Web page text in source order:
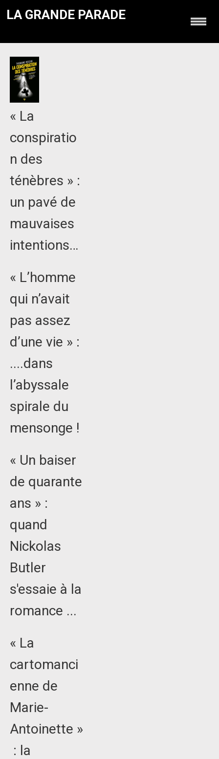
LA GRANDE PARADE
« La
conspiratio
n des
ténèbres » :
un pavé de
mauvaises
intentions…
« L’homme
qui n’avait
pas assez
d’une vie » :
....dans
l’abyssale
spirale du
mensonge !
« Un baiser
de quarante
ans » :
quand
Nickolas
Butler
s'essaie à la
romance ...
« La
cartomanci
enne de
Marie-
Antoinette »
: la